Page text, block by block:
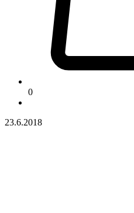
0
23.6.2018